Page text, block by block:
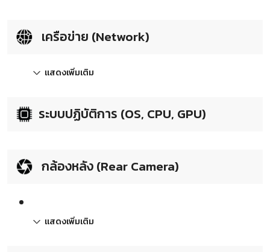
เครือข่าย (Network)
แสดงเพิ่มเติม
ระบบปฏิบัติการ (OS, CPU, GPU)
กล้องหลัง (Rear Camera)
แสดงเพิ่มเติม